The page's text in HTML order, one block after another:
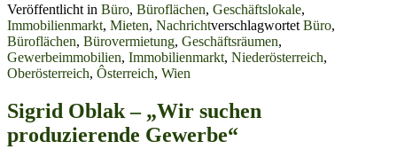
Veröffentlicht in Büro, Büroflächen, Geschäftslokale,
Immobilienmarkt, Mieten, Nachrichtverschlagwortet Büro,
Büroflächen, Bürovermietung, Geschäftsräumen,
Gewerbeimmobilien, Immobilienmarkt, Niederösterreich,
Oberösterreich, Ôsterreich, Wien
Sigrid Oblak – „Wir suchen
produzierende Gewerbe“